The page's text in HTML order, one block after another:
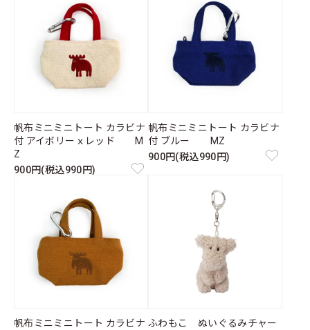
帆布ミニミニトート カラビナ
付 アイボリーｘレッド M
Z
900円(税込990円)
帆布ミニミニトート カラビナ
付 ブルー MZ
900円(税込990円)
帆布ミニミニトート カラビナ ふわもこ ぬいぐるみチャー